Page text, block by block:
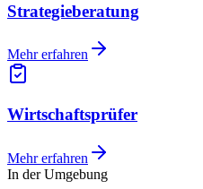
Strategieberatung
Mehr erfahren
Wirtschaftsprüfer
Mehr erfahren
In der Umgebung